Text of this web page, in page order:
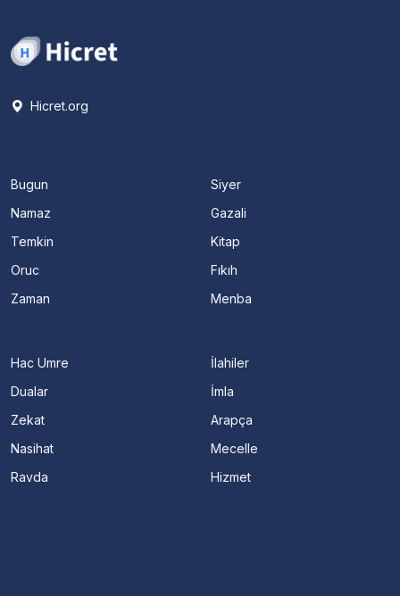
Hicret.org
Bugun
Namaz
Temkin
Oruc
Zaman
Siyer
Gazali
Kitap
Fıkıh
Menba
Hac Umre
Dualar
Zekat
Nasihat
Ravda
İlahiler
İmla
Arapça
Mecelle
Hizmet